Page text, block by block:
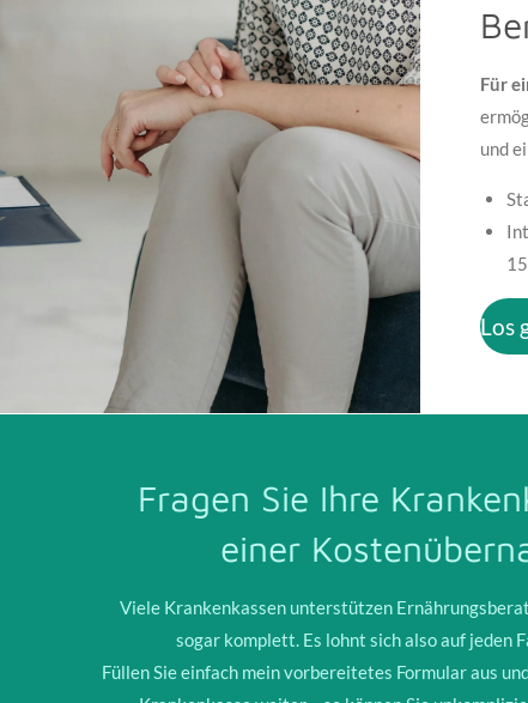
Für
und
Los
Fragen Sie Ihre
einer
Viele Krankenkassen unterstützen
sogar komplett. Es lohnt sich also auf jeden
Füllen Sie einfach mein vorbereitetes Formular aus